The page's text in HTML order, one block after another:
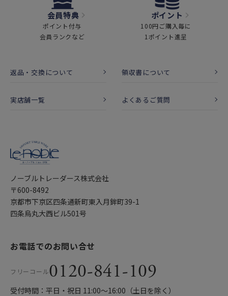
会員特典
ポイント付与
会員ランクなど
ポイント
100円ご購入毎に
1ポイント進呈
返品・交換について 領収書について
実店舗一覧 よくあるご質問
ノーブルトレーダース株式会社
〒600-8492
京都市下京区四条通新町東入月鉾町39-1
四条烏丸大西ビル501号
お電話でのお問い合せ
フリーコール0120-841-109
受付時間：平日・祝日 11:00〜16:00（土日を除く）